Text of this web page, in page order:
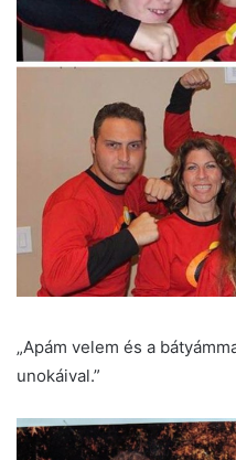
„Apám velem és a
unokáival.”